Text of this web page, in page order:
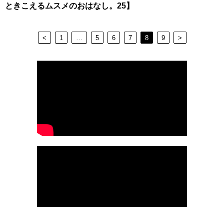
ときこえるムスメのおはなし。25】
< 1 5 6 7 8 9 >